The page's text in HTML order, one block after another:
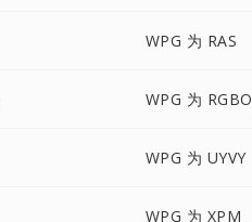
WPG 为 RAS
WPG 为 RGBO
WPG 为 UYVY
WPG 为 XPM